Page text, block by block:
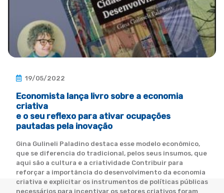
19/05/2022
Economista lança livro sobre a economia
criativa
e o seu reflexo para ativar ocupações
pautadas pela inovação
Gina Gulineli Paladino destaca esse modelo econômico,
que se diferencia do tradicional, pelos seus insumos, que
aqui são a cultura e a criatividade Contribuir para
reforçar a importância do desenvolvimento da economia
criativa e explicitar os instrumentos de políticas públicas
necessários para incentivar os setores criativos foram